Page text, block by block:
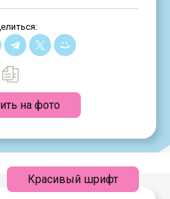
на фото
Красивый шрифт